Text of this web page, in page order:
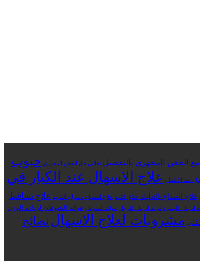
الحقن المجهري بالتفصيل تحاليل قبل الحقن المجهري حبوب
عند الاطفال علاج الاسهال عند الكبار في
علاج الصداع بالتدليك علاج الكحة علاج النسيان بالقرآن الكريم علاج تساقط
الرمان للبشرة فوائد الرمان للرجال فوائد الشوفان فوائد الشوفان لزيادة الوزن
مشروبات لعلاج الاسهال نصائح